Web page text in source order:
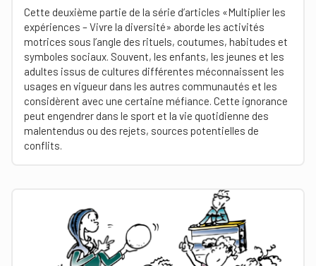
Cette deuxième partie de la série d’articles «Multiplier les
expériences – Vivre la diversité» aborde les activités
motrices sous l’angle des rituels, coutumes, habitudes et
symboles sociaux. Souvent, les enfants, les jeunes et les
adultes issus de cultures différentes méconnaissent les
usages en vigueur dans les autres communautés et les
considèrent avec une certaine méfiance. Cette ignorance
peut engendrer dans le sport et la vie quotidienne des
malentendus ou des rejets, sources potentielles de
conflits.